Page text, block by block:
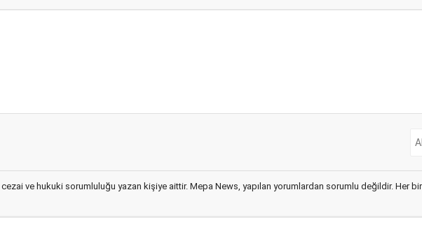
cezai ve hukuki sorumluluğu yazan kişiye aittir. Mepa News, yapılan yorumlardan sorumlu değildir. Her bir